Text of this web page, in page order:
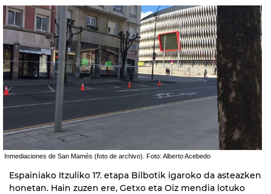
Inmediaciones de San Mamés (foto de archivo). Foto: Alberto Acebedo
Espainiako Itzuliko 17. etapa Bilbotik igaroko da asteazken
honetan. Hain zuzen ere, Getxo eta Oiz mendia lotuko